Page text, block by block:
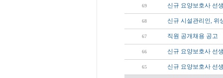
69 신규 요양보호사 선
68 신규 시설관리인, 위
67 직원 공개채용 공고
66 신규 요양보호사 선
65 신규 요양보호사 선